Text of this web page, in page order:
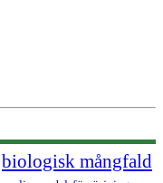
biologisk mångfald